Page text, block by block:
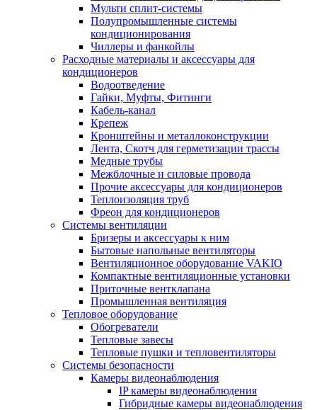
Мульти сплит-системы
Полупромышленные системы
кондиционирования
Чиллеры и фанкойлы
Расходные материалы и аксессуары для
кондиционеров
Водоотведение
Гайки, Муфты, Фитинги
Кабель-канал
Крепеж
Кронштейны и металлоконструкции
Лента, Скотч для герметизации трассы
Медные трубы
Межблочные и силовые провода
Прочие аксессуары для кондиционеров
Теплоизоляция труб
Фреон для кондиционеров
Системы вентиляции
Бризеры и аксессуары к ним
Бытовые напольные вентиляторы
Вентиляционное оборудование VAKIO
Компактные вентиляционные установки
Приточные вентклапана
Промышленная вентиляция
Тепловое оборудование
Обогреватели
Тепловые завесы
Тепловые пушки и тепловентиляторы
Системы безопасности
Камеры видеонаблюдения
IP камеры видеонаблюдения
Гибридные камеры видеонаблюдения